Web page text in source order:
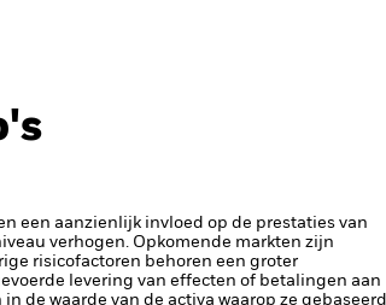
een aanzienlijk invloed op de prestaties van
verhogen. Opkomende markten zijn
risicofactoren behoren een groter
levering van effecten of betalingen aan
de waarde van de activa waarop ze gebaseerd